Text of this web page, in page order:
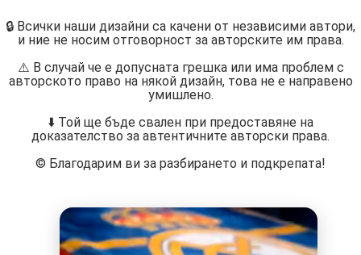
🔒 Всички наши дизайни са качени от независими автори,
и ние не носим отговорност за авторските им права.
⚠️ В случай че е допусната грешка или има проблем с
авторското право на някой дизайн, това не е направено
умишлено.
⬇️ Той ще бъде свален при предоставяне на
доказателство за автентичните авторски права.
©️ Благодарим ви за разбирането и подкрепата!